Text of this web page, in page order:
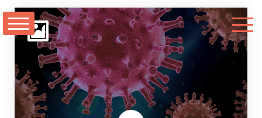
Zum
Inhalt
springen